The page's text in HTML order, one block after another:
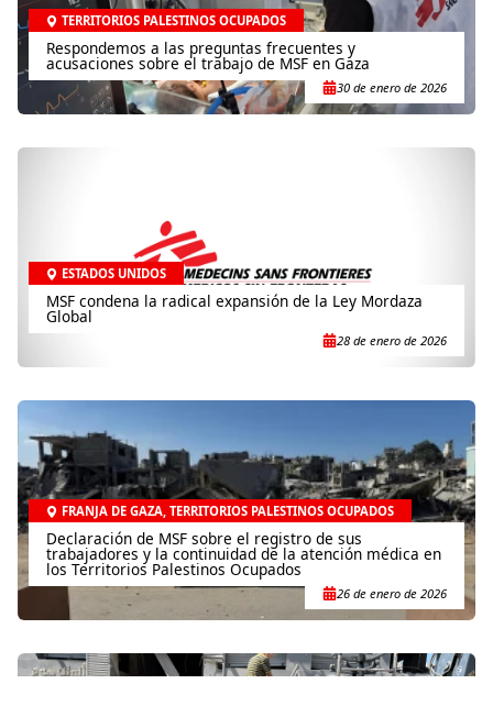
TERRITORIOS PALESTINOS OCUPADOS
Respondemos a las preguntas frecuentes y
acusaciones sobre el trabajo de MSF en Gaza
30 de enero de 2026
ESTADOS UNIDOS
MSF condena la radical expansión de la Ley Mordaza
Global
28 de enero de 2026
FRANJA DE GAZA, TERRITORIOS PALESTINOS OCUPADOS
Declaración de MSF sobre el registro de sus
trabajadores y la continuidad de la atención médica en
los Territorios Palestinos Ocupados
26 de enero de 2026